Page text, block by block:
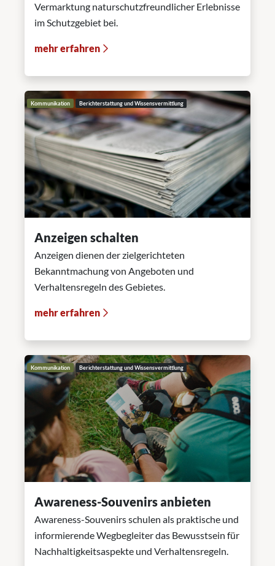
Vermarktung naturschutzfreundlicher Erlebnisse
im Schutzgebiet bei.
mehr erfahren
Kommunikation Berichterstattung und Wissensvermittlung
Anzeigen schalten
Anzeigen dienen der zielgerichteten
Bekanntmachung von Angeboten und
Verhaltensregeln des Gebietes.
mehr erfahren
Kommunikation Berichterstattung und Wissensvermittlung
Awareness-Souvenirs anbieten
Awareness-Souvenirs schulen als praktische und
informierende Wegbegleiter das Bewusstsein für
Nachhaltigkeitsaspekte und Verhaltensregeln.